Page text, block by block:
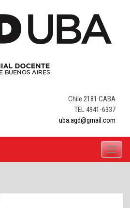
Chile 2181 CABA
TEL 4941-6337
uba.agd@gmail.com
Toggle